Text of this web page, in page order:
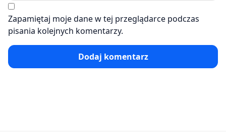
Zapamiętaj moje dane w tej przeglądarce podczas
pisania kolejnych komentarzy.
Dodaj komentarz